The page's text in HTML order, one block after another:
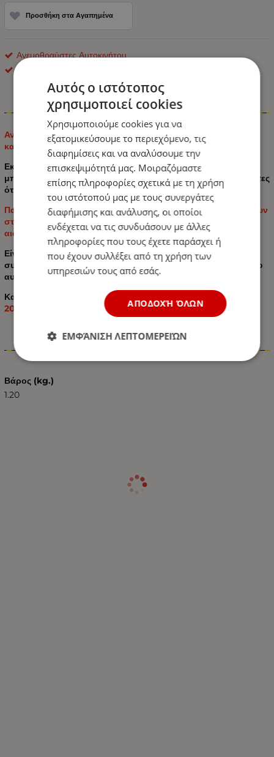
Προσθήκη στα Αγαπημένα
Ανεμοθραύστες Αυτοκινήτου
Πληροφορίες
Ανεμοθραύστες της εταιρείας για τοποθέτηση στα μπροστινά
και πίσω παράθυρα του αυτοκινήτου.
Εκτρέπουν τον άνεμο, μειώνοντας τον θόρυβο του αέρα που
μπαίνει στο αυτοκίνητο κατά την οδήγηση σε υψηλές ταχύτητες
όταν το παράθυρο δεν είναι εντελώς σφραγισμένο.
Παράλληλα αποτρέπουν τις σταγόνες βροχής να εισχωρήσουν
στη καμπίνα του οχήματος και αναβαθμίζουν την συνολική
αισθητική του αυτοκινήτου.
Είναι σχεδιασμένοι έτσι ώστε να είναι συμβατοί μόνο με
συγκεκριμένη μάρκα και συγκεκριμένης χρονολογίας μοντέλο
αυτοκινήτου.
Κατάλληλη για:
Seat Leon 2 2005 - 2012 / Seat Leon Cupra
2005 - 2012 4τμχ.
Βάρος (kg.)
1.20
Αυτός ο ιστότοπος
χρησιμοποιεί cookies
Χρησιμοποιούμε cookies για να
εξατομικεύσουμε το περιεχόμενο, τις
διαφημίσεις και να αναλύσουμε την
επισκεψιμότητά μας. Μοιραζόμαστε
επίσης πληροφορίες σχετικά με τη χρήση
του ιστότοπού μας με τους συνεργάτες
διαφήμισης και ανάλυσης, οι οποίοι
ενδέχεται να τις συνδυάσουν με άλλες
πληροφορίες που τους έχετε παράσχει ή
που έχουν συλλέξει από τη χρήση των
υπηρεσιών τους από εσάς.
ΑΠΟΔΟΧΉ ΌΛΩΝ
ΕΜΦΆΝΙΣΗ ΛΕΠΤΟΜΕΡΕΙΏΝ